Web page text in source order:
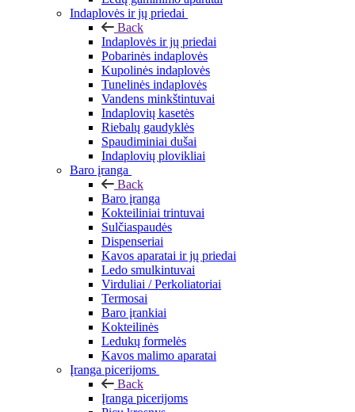
Indaplovės ir jų priedai
Back
Indaplovės ir jų priedai
Pobarinės indaplovės
Kupolinės indaplovės
Tunelinės indaplovės
Vandens minkštintuvai
Indaplovių kasetės
Riebalų gaudyklės
Spaudiminiai dušai
Indaplovių plovikliai
Baro įranga
Back
Baro įranga
Kokteiliniai trintuvai
Sulčiaspaudės
Dispenseriai
Kavos aparatai ir jų priedai
Ledo smulkintuvai
Virduliai / Perkoliatoriai
Termosai
Baro įrankiai
Kokteilinės
Ledukų formelės
Kavos malimo aparatai
Įranga picerijoms
Back
Įranga picerijoms